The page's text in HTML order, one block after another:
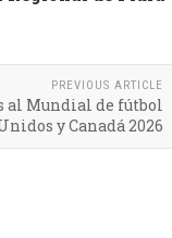
PREVIOUS ARTICLE
al Mundial de fútbol
y Canadá 2026